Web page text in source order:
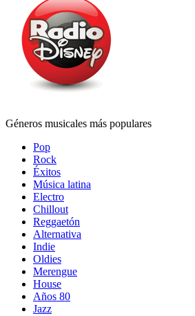
Géneros musicales más populares
Pop
Rock
Éxitos
Música latina
Electro
Chillout
Reggaetón
Alternativa
Indie
Oldies
Merengue
House
Años 80
Jazz